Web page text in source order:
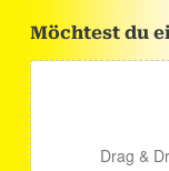
n
Möchtest du
Drag &